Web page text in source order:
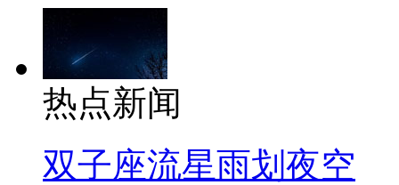
热点新闻
双子座流星雨划夜空